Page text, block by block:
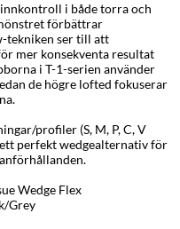
i både torra och
förbättrar
tekniken ser till att
mer konsekventa resultat
i T-1-serien använder
de högre lofted fokuserar
profiler (S, M, P, C, V
perfekt wedgealternativ för
Wedge Flex
Grey